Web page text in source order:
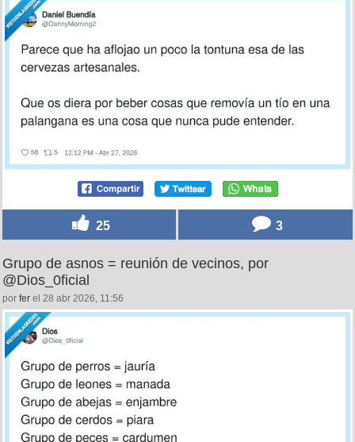
25 3
Grupo de asnos = reunión de vecinos, por
@Dios_0ficial
por fer el 28 abr 2026, 11:56